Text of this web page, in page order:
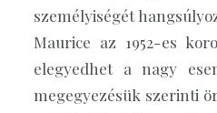
személyiségét
Maurice az 1952-es
elegyedhet a nagy
megegyezésük szerinti